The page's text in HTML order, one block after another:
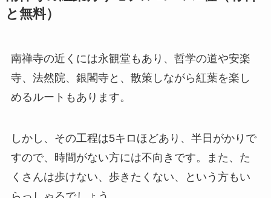
と無料）
南禅寺の近くには永観堂もあり、哲学の道や安楽
寺、法然院、銀閣寺と、散策しながら紅葉を楽し
めるルートもあります。
しかし、その工程は5キロほどあり、半日がかりで
すので、時間がない方には不向きです。また、た
くさんは歩けない、歩きたくない、という方もい